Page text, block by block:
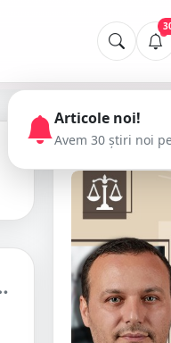
📢
Articole noi!
Avem 30 știri noi